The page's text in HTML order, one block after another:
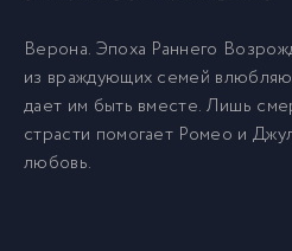
Верона. Эпоха Раннего
из враждующих семей
дает им быть вместе. Лишь
страсти помогает Ромео и
любовь.